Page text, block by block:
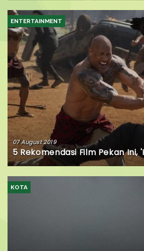
ENTERTAINMENT
07 August 2019
5 Rekomendasi Film Pekan Ini,
KOTA